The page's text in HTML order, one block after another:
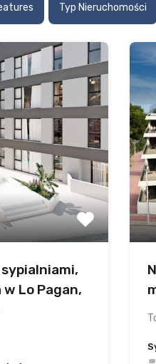
Typ Nieruchomości
Lo Pagan,